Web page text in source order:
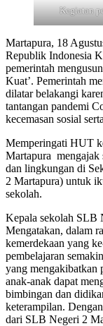
Kegiatan
Martapura, 18
Republik Indonesia
pemerintah
Kuat’. Pemerintah
dilatar belakangi
tantangan pandemi
kecemasan sosial
Memperingati HUT
Martapura mengajak
dan lingkungan di
2 Martapura) untuk
sekolah.
Kepala sekolah SLB
Mengatakan, dalam
kemerdekaan yang
pembelajaran
yang mengakibatkan
anak-anak dapat
bimbingan dan
keterampilan.
dari SLB Negeri 2